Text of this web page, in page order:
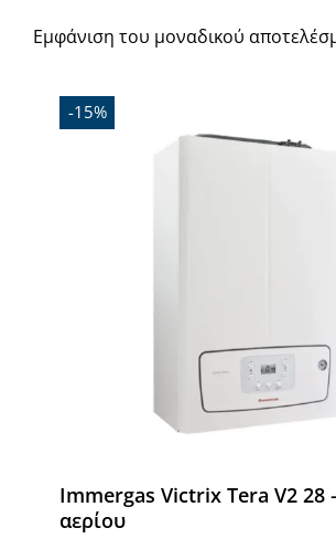
Εμφάνιση του μοναδικού
-15%
Immergas Victrix Tera V2 28
αερίου